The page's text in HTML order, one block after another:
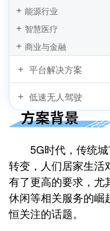
能源行业
智慧医疗
商业与金融
平台解决方案
低速无人驾驶
5G时代，传统城
转变，人们居家生活
有了更高的要求，尤
休闲等相关服务的崛
恒关注的话题。